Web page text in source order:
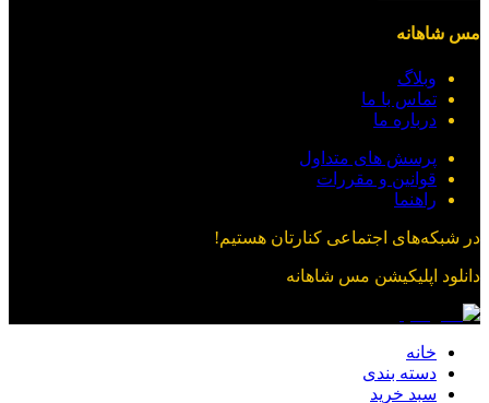
مس شاهانه
وبلاگ
تماس با ما
درباره ما
پرسش های متداول
قوانین و مقررات
راهنما
در شبکه‌های اجتماعی کنارتان هستیم!
دانلود اپلیکیشن مس شاهانه
خانه
دسته بندی
سبد خرید